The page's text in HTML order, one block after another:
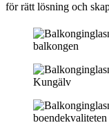
för rätt lösning och